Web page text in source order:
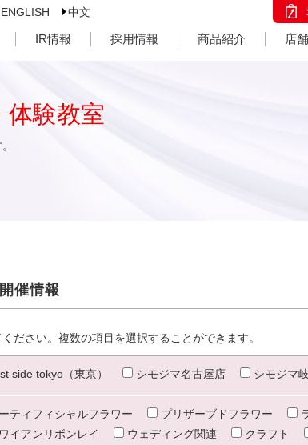
ENGLISH 中文
IR情報 採用情報 商品紹介 店
体験教室
催情報
ださい。複数の項目を選択することができます。
side tokyo（東京） シモジマ名古屋店 シモジマ
ティフィシャルフラワー プリザーブドフラワー
イアンリボンレイ
ウェディング関連 クラフト